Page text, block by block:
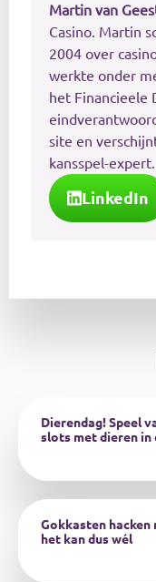
Martin van
Casino. Martin
2004 over
werkte onder
het Financieele
site en
kansspel-expert.
LinkedIn
Dierendag! Speel
slots met dieren
Gokkasten hacken
het kan dus wél